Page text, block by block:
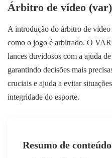
Árbitro de vídeo (var)
A introdução do árbitro de
como o jogo é arbitrado. O
lances duvidosos com a ajuda
garantindo decisões mais
cruciais e ajuda a evitar
integridade do esporte.
Resumo de conteúdo